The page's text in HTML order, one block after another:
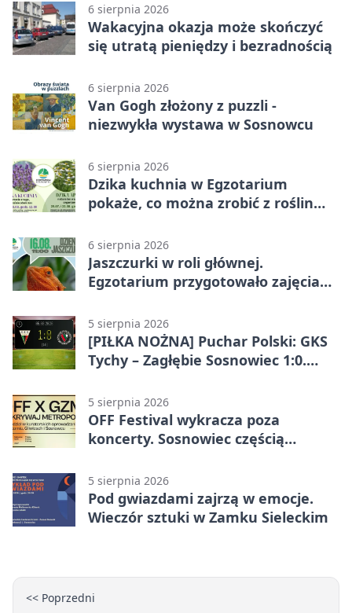
6 sierpnia 2026
Wakacyjna okazja może skończyć
się utratą pieniędzy i bezradnością
6 sierpnia 2026
Van Gogh złożony z puzzli -
niezwykła wystawa w Sosnowcu
6 sierpnia 2026
Dzika kuchnia w Egzotarium
pokaże, co można zrobić z roślin
6 sierpnia 2026
Jaszczurki w roli głównej.
Egzotarium przygotowało zajęcia
5 sierpnia 2026
[PIŁKA NOŻNA] Puchar Polski: GKS
Tychy – Zagłębie Sosnowiec 1:0.
przed przerwą
5 sierpnia 2026
OFF Festival wykracza poza
koncerty. Sosnowiec częścią
5 sierpnia 2026
Pod gwiazdami zajrzą w emocje.
Wieczór sztuki w Zamku Sieleckim
<< Poprzedni